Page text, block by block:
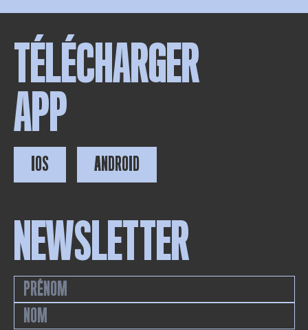
TÉLÉCHARGER
APP
IOS ANDROID
NEWSLETTER